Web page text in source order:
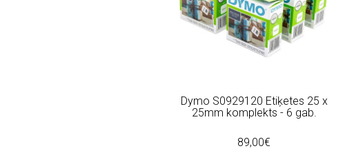
Dymo S0929120 Etiķetes 25 x
25mm komplekts - 6 gab.
89,00€